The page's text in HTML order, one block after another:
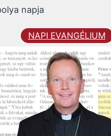
napja
NAPI EVANGÉLIUM